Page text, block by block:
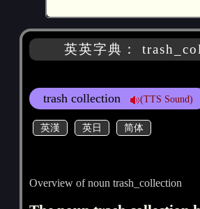
英英字典：
trash collection (TTS Sound)
英漢 英日 简体
Overview of noun trash_collection